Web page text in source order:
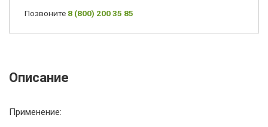
Позвоните 8 (800) 200 35 85
Описание
Применение: